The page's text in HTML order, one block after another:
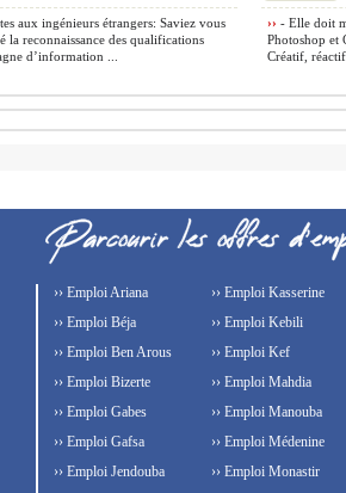
aux ingénieurs étrangers: Saviez vous
la reconnaissance des qualifications
d’information ...
›› - Elle doit
Photoshop et
Créatif, réactif
›› Emploi Ariana
›› Emploi Béja
›› Emploi Ben Arous
›› Emploi Bizerte
›› Emploi Gabes
›› Emploi Gafsa
›› Emploi Jendouba
›› Emploi Kasserine
›› Emploi Kebili
›› Emploi Kef
›› Emploi Mahdia
›› Emploi Manouba
›› Emploi Médenine
›› Emploi Monastir